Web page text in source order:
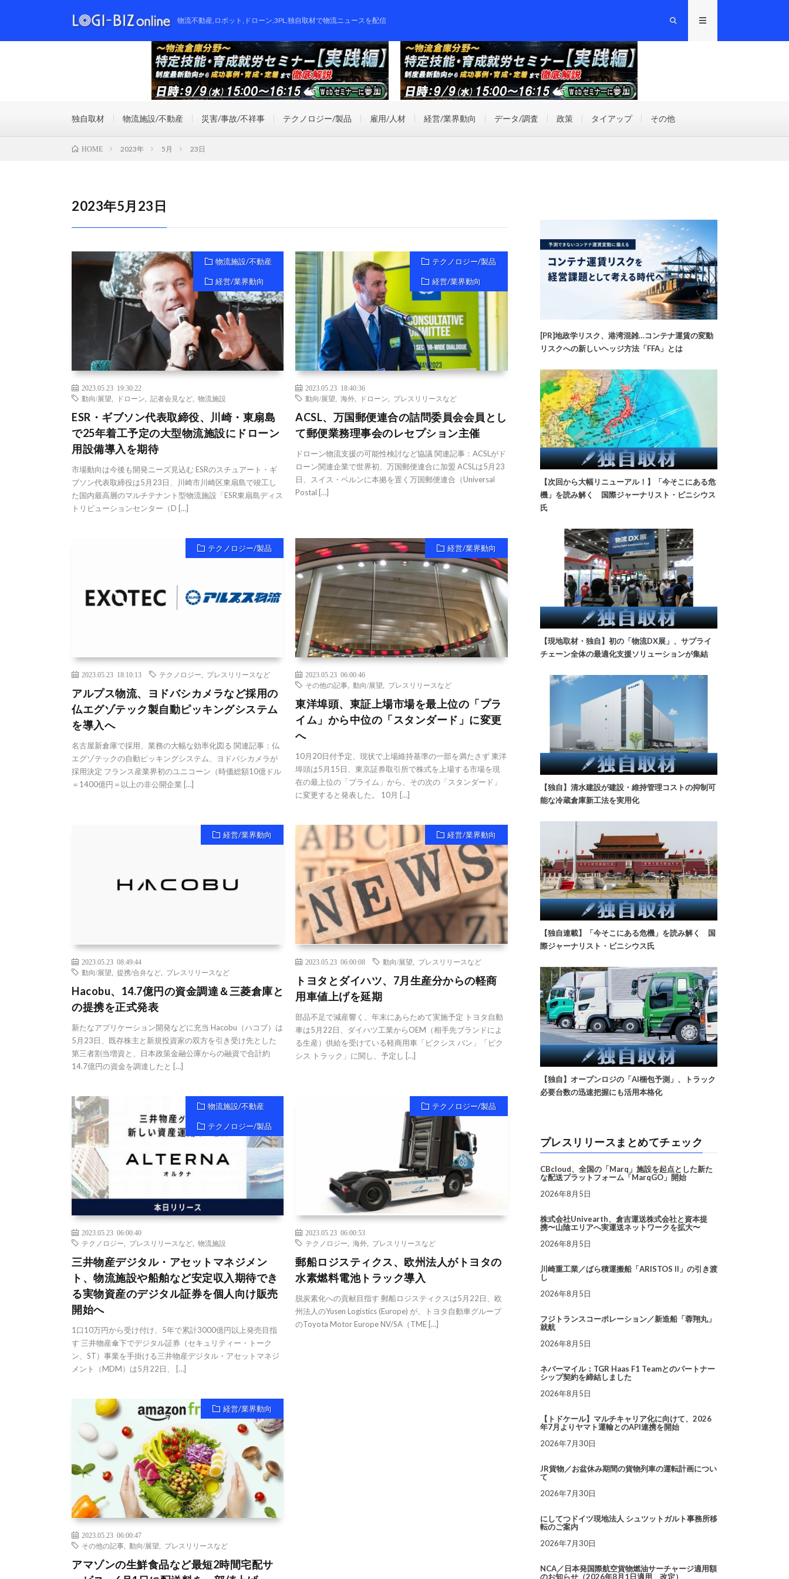
物流不動産,ロボット,ドローン,3PL,独自取材で物流ニュースを配信
独自取材 物流施設/不動産 災害/事故/不祥事 テクノロジー/製品 雇用/人材 経営/業界動向 データ/調査 政策 タイアップ その他
HOME 2023年 5月 23日
2023年5月23日
物流施設/不動産
経営/業界動向
2023.05.23 19:30:22
動向/展望
ドローン 記者会見など 物流施設
ESR・ギブソン代表取締役、川崎・東扇島
で25年着工予定の大型物流施設にドローン
用設備導入を期待
市場動向は今後も開発ニーズ見込む ESRのスチュアート・ギ
ブソン代表取締役は5月23日、川崎市川崎区東扇島で竣工し
た国内最高層のマルチテナント型物流施設「ESR東扇島ディス
トリビューションセンター（D […]
テクノロジー/製品
経営/業界動向
2023.05.23 18:40:36
動向/展望
,海外 ドローン プレスリリースなど
ACSL、万国郵便連合の詰問委員会会員とし
て郵便業務理事会のレセプション主催
ドローン物流支援の可能性検討など協議 関連記事：ACSLがド
ローン関連企業で世界初、万国郵便連合に加盟 ACSLは5月23
日、スイス・ベルンに本拠を置く万国郵便連合（Universal
Postal […]
テクノロジー/製品
2023.05.23 18:10:13 テクノロジー プレスリリースなど
アルプス物流、ヨドバシカメラなど採用の
仏エグゾテック製自動ピッキングシステム
を導入へ
名古屋新倉庫で採用、業務の大幅な効率化図る 関連記事：仏
エグゾテックの自動ピッキングシステム、ヨドバシカメラが
採用決定 フランス産業界初のユニコーン（時価総額10億ドル
＝1400億円＝以上の非公開企業 […]
経営/業界動向
2023.05.23 06:00:46
その他の記事 ,動向/展望 プレスリリースなど
東洋埠頭、東証上場市場を最上位の「プラ
イム」から中位の「スタンダード」に変更
へ
10月20日付予定、現状で上場維持基準の一部を満たさず 東洋
埠頭は5月15日、東京証券取引所で株式を上場する市場を現
在の最上位の「プライム」から、その次の「スタンダード」
に変更すると発表した。 10月 […]
経営/業界動向
2023.05.23 08:49:44
動向/展望
提携/合弁など プレスリリースなど
Hacobu、14.7億円の資金調達＆三菱倉庫と
の提携を正式発表
新たなアプリケーション開発などに充当 Hacobu（ハコブ）は
5月23日、既存株主と新規投資家の双方を引き受け先とした
第三者割当増資と、日本政策金融公庫からの融資で合計約
14.7億円の資金を調達したと […]
経営/業界動向
2023.05.23 06:00:08 動向/展望 プレスリリースなど
トヨタとダイハツ、7月生産分からの軽商
用車値上げを延期
部品不足で減産響く、年末にあらためて実施予定 トヨタ自動
車は5月22日、ダイハツ工業からOEM（相手先ブランドによ
る生産）供給を受けている軽商用車「ピクシス バン」「ピク
シス トラック」に関し、予定し […]
物流施設/不動産
テクノロジー/製品
2023.05.23 06:00:40
テクノロジー
プレスリリースなど 物流施設
三井物産デジタル・アセットマネジメン
ト、物流施設や船舶など安定収入期待でき
る実物資産のデジタル証券を個人向け販売
開始へ
1口10万円から受け付け、5年で累計3000億円以上発売目指
す 三井物産傘下でデジタル証券（セキュリティー・トーク
ン、ST）事業を手掛ける三井物産デジタル・アセットマネジ
メント（MDM）は5月22日、 […]
テクノロジー/製品
2023.05.23 06:00:53
テクノロジー
,海外 プレスリリースなど
郵船ロジスティクス、欧州法人がトヨタの
水素燃料電池トラック導入
脱炭素化への貢献目指す 郵船ロジスティクスは5月22日、欧
州法人のYusen Logistics (Europe) が、トヨタ自動車グループ
のToyota Motor Europe NV/SA（TME […]
経営/業界動向
2023.05.23 06:00:47
その他の記事
動向/展望 プレスリリースなど
アマゾンの生鮮食品など最短2時間宅配サ
[PR]地政学リスク、港湾混雑…コンテナ運賃の変動
リスクへの新しいヘッジ方法「FFA」とは
【次回から大幅リニューアル！】「今そこにある危
機」を読み解く 国際ジャーナリスト・ビニシウス
氏
【現地取材・独自】初の「物流DX展」、サプライ
チェーン全体の最適化支援ソリューションが集結
【独自】清水建設が建設・維持管理コストの抑制可
能な冷蔵倉庫新工法を実用化
【独自連載】「今そこにある危機」を読み解く 国
際ジャーナリスト・ビニシウス氏
【独自】オープンロジの「AI梱包予測」、トラック
必要台数の迅速把握にも活用本格化
プレスリリースまとめてチェック
CBcloud、全国の「Marq」施設を起点とした新た
な配送プラットフォーム「MarqGO」開始
2026年8月5日
株式会社Univearth、倉吉運送株式会社と資本提
携〜山陰エリアへ実運送ネットワークを拡大〜
2026年8月5日
川崎重工業／ばら積運搬船「ARISTOS II」の引き渡
し
2026年8月5日
フジトランスコーポレーション／新造船「蓉翔丸」
就航
2026年8月5日
ネバーマイル：TGR Haas F1 Teamとのパートナー
シップ契約を締結しました
2026年8月5日
【トドケール】マルチキャリア化に向けて、2026
年7月よりヤマト運輸とのAPI連携を開始
2026年7月30日
JR貨物／お盆休み期間の貨物列車の運転計画につい
て
2026年7月30日
にしてつドイツ現地法人 シュツットガルト事務所移
転のご案内
2026年7月30日
NCA／日本発国際航空貨物燃油サーチャージ適用額
のお知らせ（2026年8月1日適用 改定）